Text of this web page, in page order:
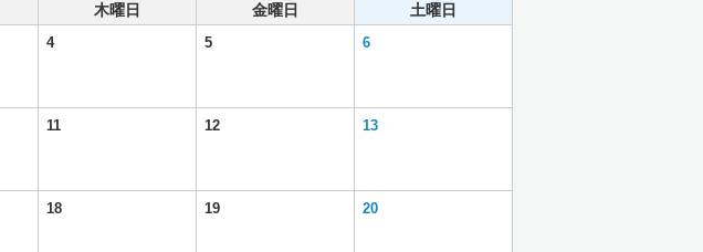
木曜日 金曜日 土曜日
4 5 6
11 12 13
18 19 20